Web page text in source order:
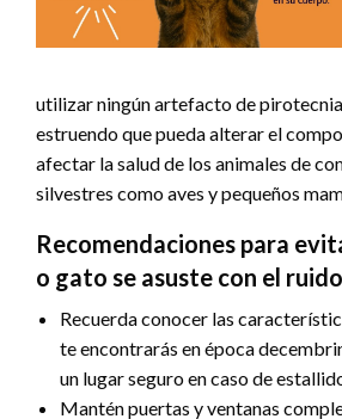
utilizar ningún artefacto de
estruendo que pueda alterar el
afectar la salud de los animales de
silvestres como aves y pequeños
Recomendaciones para
o gato se asuste con el
Recuerda conocer las
te encontrarás en época
un lugar seguro en caso de
Mantén puertas y ventanas